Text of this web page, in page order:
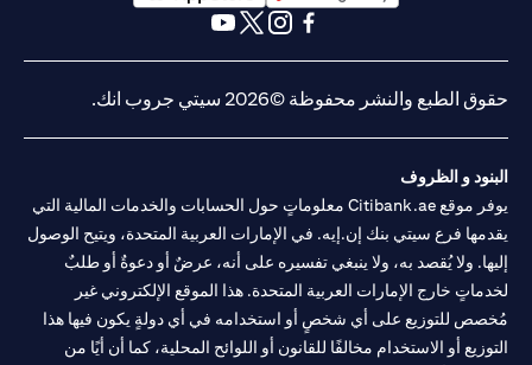
(opens in a new tab)
حقوق الطبع والنشر محفوظة ©2026 سيتي جروب انك.
البنود و الظروف
يوفر موقع Citibank.ae معلوماتٍ حول الحسابات والخدمات المالية التي
يقدمها فرع سيتي بنك إن.إيه. في الإمارات العربية المتحدة، ويتيح الوصول
إليها. ولا يُقصد به، ولا ينبغي تفسيره على أنه، عرضٌ أو دعوةٌ أو طلبٌ
لخدماتٍ خارج الإمارات العربية المتحدة. هذا الموقع الإلكتروني غير
مُخصص للتوزيع على أي شخصٍ أو استخدامه في أي دولةٍ يكون فيها هذا
التوزيع أو الاستخدام مخالفًا للقانون أو اللوائح المحلية، كما أن أيًا من